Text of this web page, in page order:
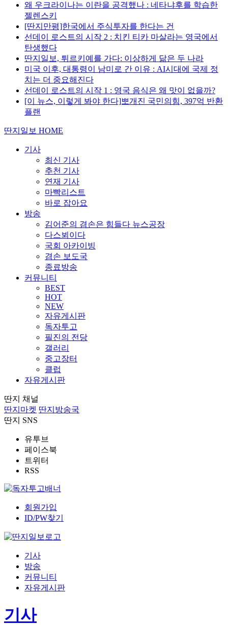
왜 우크라이나는 이란을 공격했나 : 네타냐후를 학습한
젤렌스키
[딴지만평]한국에서 주식투자를 한다는 건
선데이 로스트의 시작 2 : 치킨 티카 마살라는 영국에서
탄생했다
딴지일보, 튀르키예를 가다: 이상하게 닮은 두 나라
미국 이후, 대통령이 남미로 간 이유 : AI시대에 국제 정
치는 더 중요해진다
선데이 로스트의 시작 1 : 영국 음식은 왜 맛이 없을까?
[이 뉴스, 이렇게 봐야 한다]뽀개진 국민의힘, 397억 반환
플랜
딴지일보 HOME
기사
최신 기사
추천 기사
연재 기사
마빡리스트
바로 잡아요
방송
김어준의 겸손은 힘들다 뉴스공장
다스뵈이다
국회 아카이빙
겸손 보도국
종료방송
커뮤니티
BEST
HOT
NEW
자유게시판
독자투고
필진의 전당
갤러리
중고장터
클럽
자유게시판
딴지 채널
딴지마켓 딴지방송국
딴지 SNS
유투브
페이스북
트위터
RSS
회원가입
ID/PW찾기
기사
방송
커뮤니티
자유게시판
기사